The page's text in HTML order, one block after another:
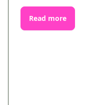
Read more